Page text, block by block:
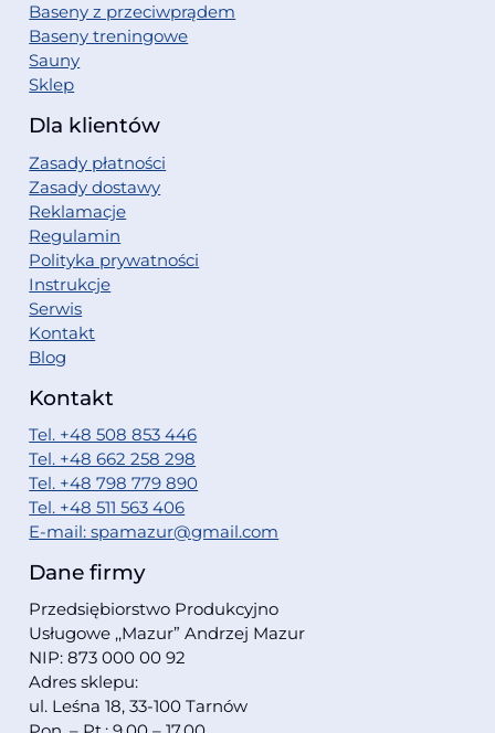
Baseny z przeciwprądem
Baseny treningowe
Sauny
Sklep
Dla klientów
Zasady płatności
Zasady dostawy
Reklamacje
Regulamin
Polityka prywatności
Instrukcje
Serwis
Kontakt
Blog
Kontakt
Tel. +48 508 853 446
Tel. +48 662 258 298
Tel. +48 798 779 890
Tel. +48 511 563 406
E-mail: spamazur@gmail.com
Dane firmy
Przedsiębiorstwo Produkcyjno
Usługowe ,,Mazur” Andrzej Mazur
NIP: 873 000 00 92
Adres sklepu:
ul. Leśna 18, 33-100 Tarnów